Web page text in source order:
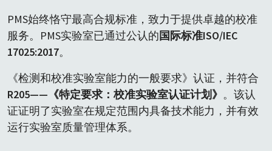
PMS始终恪守最高合规标准，致力于提供卓越的校准
服务。PMS实验室已通过公认的国际标准ISO/IEC
17025:2017。
《检测和校准实验室能力的一般要求》认证，并符合
R205——《特定要求：校准实验室认证计划》 。该认
证证明了实验室在规定范围内具备技术能力，并有效
运行实验室质量管理体系。